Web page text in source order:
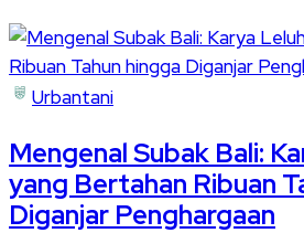
Urbantani
Mengenal Subak Bali:
yang Bertahan Ribuan
Diganjar Penghargaan